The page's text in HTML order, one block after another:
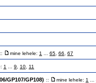
:: mine lehele: 1 65 66 67
1 9 10 11
GP107/GP108) :: mine lehele: 1